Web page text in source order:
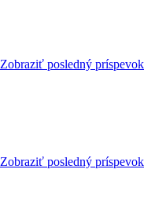
Zobraziť posledný príspevok
Zobraziť posledný príspevok